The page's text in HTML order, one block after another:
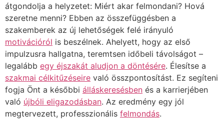
átgondolja a helyzetet: Miért akar felmondani? Hová
szeretne menni? Ebben az összefüggésben a
szakemberek az új lehetőségek felé irányuló
motivációról is beszélnek. Ahelyett, hogy az első
impulzusra hallgatna, teremtsen időbeli távolságot –
legalább egy éjszakát aludjon a döntésére. Élesítse a
szakmai célkitűzéseire való összpontosítást. Ez segíteni
fogja Önt a későbbi álláskeresésben és a karrierjében
való újbóli eligazodásban. Az eredmény egy jól
megtervezett, professzionális felmondás.